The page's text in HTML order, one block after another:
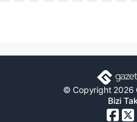
© Copyright 2026
Bizi